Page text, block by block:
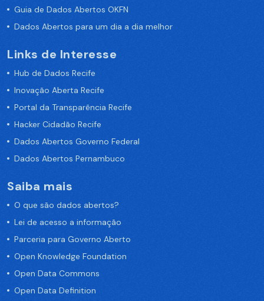
Guia de Dados Abertos OKFN
Dados Abertos para um dia a dia melhor
Links de Interesse
Hub de Dados Recife
Inovação Aberta Recife
Portal da Transparência Recife
Hacker Cidadão Recife
Dados Abertos Governo Federal
Dados Abertos Pernambuco
Saiba mais
O que são dados abertos?
Lei de acesso a informação
Parceria para Governo Aberto
Open Knowledge Foundation
Open Data Commons
Open Data Definition